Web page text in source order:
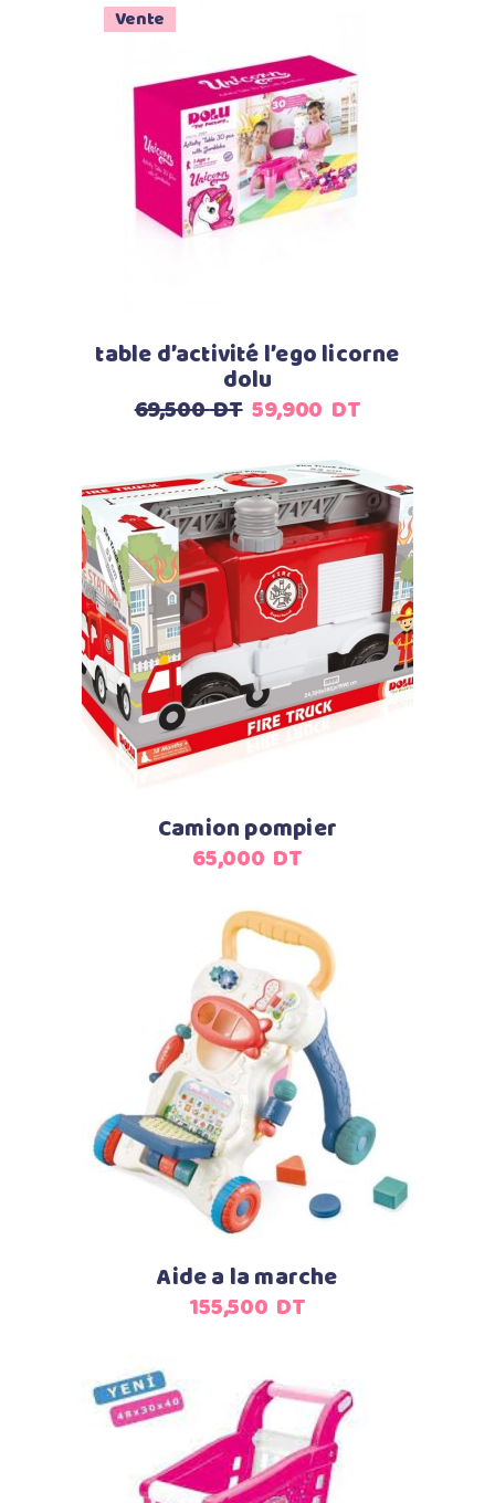
Vente
Ajouter au panier
table d’activité l’ego licorne
dolu
69,500DT Le
initial
était :
69,500
DT.
59,900 DTLe
actuel
est :
59,900
DT.
Ajouter au panier
Camion pompier
65,000 DT
Ajouter au panier
Aide a la marche
155,500 DT